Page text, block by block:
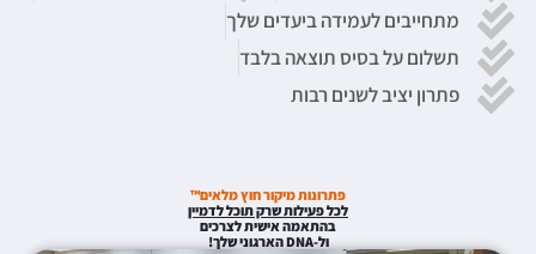
מתחייבים לעמידה ביעדים שלך
תשלום על בסיס תוצאה בלבד
פתרון יציב לשנים רבות
פתרונות מיקור חוץ מלאים™
לכל פעילות שרק תוכל לדמיין
בהתאמה אישית לצרכים
ול-DNA הארגוני שלך!